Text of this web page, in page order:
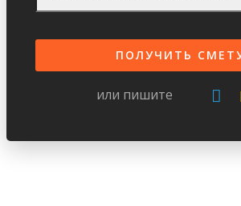
или пишите